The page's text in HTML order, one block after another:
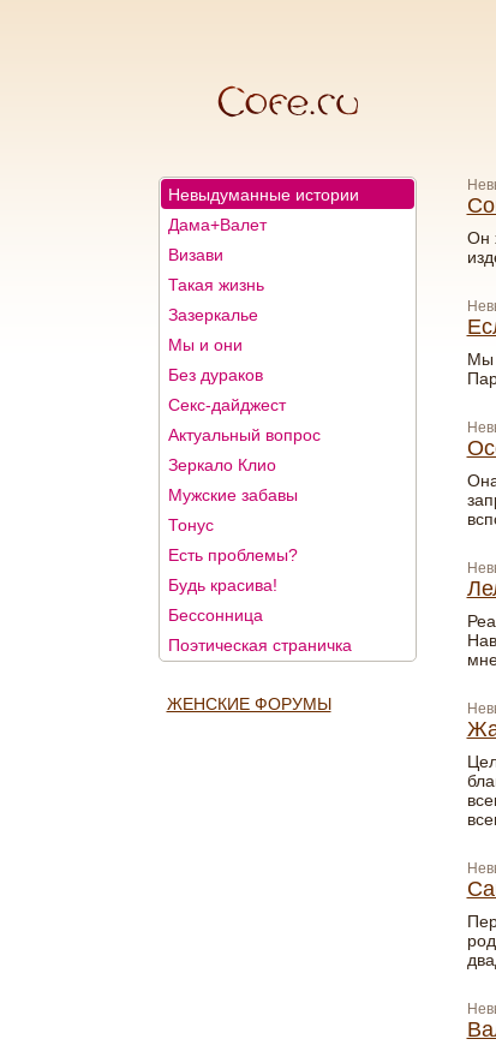
Невыдуманные истории
Дама+Валет
Визави
Такая жизнь
Зазеркалье
Мы и они
Без дураков
Секс-дайджест
Актуальный вопрос
Зеркало Клио
Мужские забавы
Тонус
Есть проблемы?
Будь красива!
Бессонница
Поэтическая страничка
ЖЕНСКИЕ ФОРУМЫ
Он
Мы